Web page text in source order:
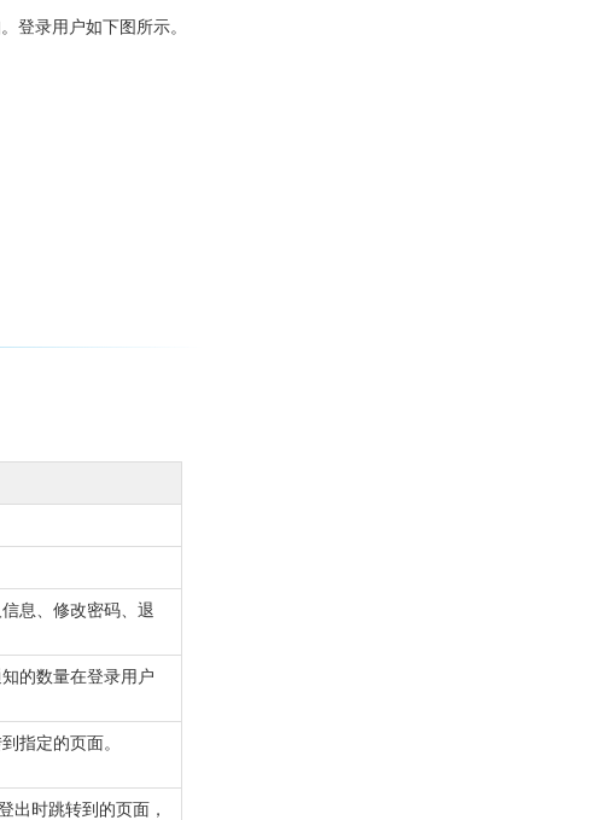
登录用户如下图所示。
息、修改密码、退
的数量在登录用户
指定的页面。
出时跳转到的页面，